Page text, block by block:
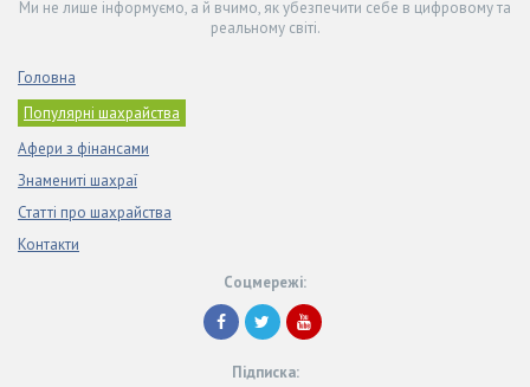
Ми не лише інформуємо, а й вчимо, як убезпечити себе в цифровому та
реальному світі.
Головна
Популярні шахрайства
Афери з фінансами
Знамениті шахраї
Статті про шахрайства
Контакти
Соцмережі:
Підписка: